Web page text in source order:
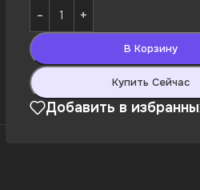
В Корзину
Купить Сейчас
Добавить в